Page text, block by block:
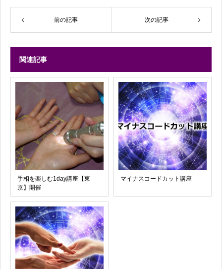
前の記事 次の記事
関連記事
手相を楽しむ1day講座【東
京】開催
マイナスコードカット講座